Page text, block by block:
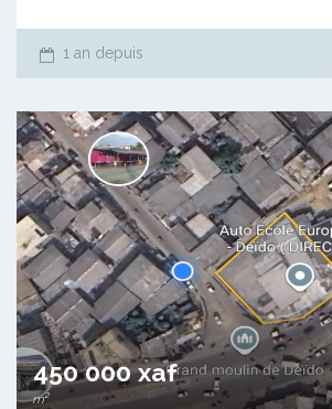
1 an depuis
450 000 xaf
m²